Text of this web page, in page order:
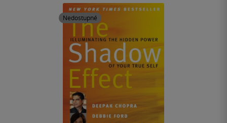
Nedostupné